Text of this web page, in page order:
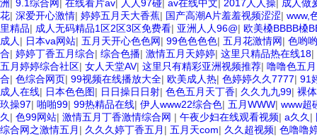
洲| 9.1综合网| 在线看片av| 人人97碰| av在线中文| 2017人人操| 成人做
花| 深爱开心激情| 婷婷五月天大香蕉| 国产高潮A片羞羞视频涩涩| www,
里精品| 成人无码精品1区2区3区免费看| 亚洲人人96@| 欧美槡BBBB槡
成人 | 日本va网站| 五月天开心色色网| 99色色色色| 五月花激情网| 色哟
合| 婷婷丁香五月综合| 综合色播| 激情五月天婷婷| 这里只精品热在线18|
五月婷婷综合社区| 女人天堂AV| 这里只有精彩亚洲视频推荐| 噜噜色五月
合| 色综合网页| 99视频在线播放大全| 欧美成人热| 色婷婷久久7777| 91
成人在线| 日本色色图| 日日操日日射| 色色五月天丁香| 久久九九99| 裸
玖操97| 啪啪99| 99热精品在线| 伊人www22综合色| 五月WWW| www超
久 | 色99网站| 激情五月丁香激情综合网 | 午夜少妇在线观看视频| a久久 |
综合网之激情五月 | 久久久婷丁香五月 | 五月天com| 久久超视频| 色噜噜